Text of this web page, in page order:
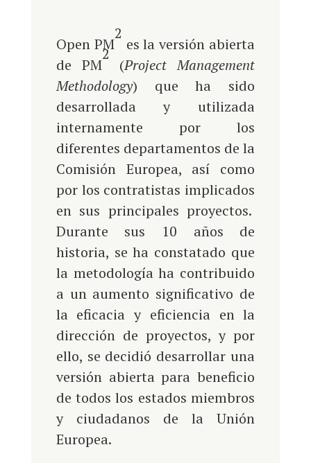
Open PM
2
es la versión abierta
de PM
2
(Project Management
Methodology) que ha sido
desarrollada y utilizada
internamente por los
diferentes departamentos de la
Comisión Europea, así como
por los contratistas implicados
en sus principales proyectos.
Durante sus 10 años de
historia, se ha constatado que
la metodología ha contribuido
a un aumento significativo de
la eficacia y eficiencia en la
dirección de proyectos, y por
ello, se decidió desarrollar una
versión abierta para beneficio
de todos los estados miembros
y ciudadanos de la Unión
Europea.